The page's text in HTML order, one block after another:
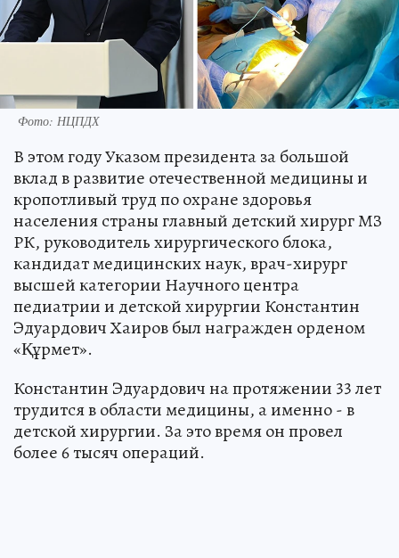
Фото: НЦПДХ
В этом году Указом президента за большой
вклад в развитие отечественной медицины и
кропотливый труд по охране здоровья
населения страны главный детский хирург МЗ
РК, руководитель хирургического блока,
кандидат медицинских наук, врач-хирург
высшей категории Научного центра
педиатрии и детской хирургии Константин
Эдуардович Хаиров был награжден орденом
«Құрмет».
Константин Эдуардович на протяжении 33 лет
трудится в области медицины, а именно - в
детской хирургии. За это время он провел
более 6 тысяч операций.